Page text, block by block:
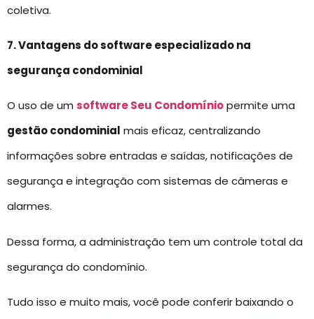
coletiva.
7. Vantagens do software especializado na
segurança condominial
O uso de um software Seu Condomíniopermite uma
gestão condominial mais eficaz, centralizando
informações sobre entradas e saídas, notificações de
segurança e integração com sistemas de câmeras e
alarmes.
Dessa forma, a administração tem um controle total da
segurança do condomínio.
Tudo isso e muito mais, você pode conferir baixando o